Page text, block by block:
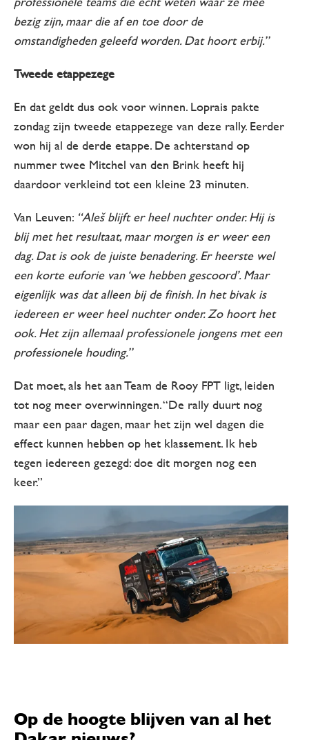
bezig zijn, maar die af en toe door de
omstandigheden geleefd worden. Dat hoort erbij.”
Tweede etappezege
En dat geldt dus ook voor winnen. Loprais pakte
zondag zijn tweede etappezege van deze rally. Eerder
won hij al de derde etappe. De achterstand op
nummer twee Mitchel van den Brink heeft hij
daardoor verkleind tot een kleine 23 minuten.
Van Leuven: “Aleš blijft er heel nuchter onder. Hij is
blij met het resultaat, maar morgen is er weer een
dag. Dat is ook de juiste benadering. Er heerste wel
een korte euforie van ‘we hebben gescoord’. Maar
eigenlijk was dat alleen bij de finish. In het bivak is
iedereen er weer heel nuchter onder. Zo hoort het
ook. Het zijn allemaal professionele jongens met een
professionele houding.”
Dat moet, als het aan Team de Rooy FPT ligt, leiden
tot nog meer overwinningen. “De rally duurt nog
maar een paar dagen, maar het zijn wel dagen die
effect kunnen hebben op het klassement. Ik heb
tegen iedereen gezegd: doe dit morgen nog een
keer.”
Op de hoogte blijven van al het